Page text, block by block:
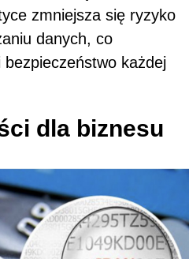
zmniejsza się ryzyko
danych, co
bezpieczeństwo każdej
dla biznesu